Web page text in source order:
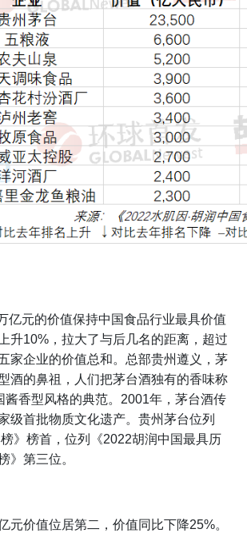
亿元的价值保持中国食品行业最具价值
升10% ，拉大了与后几名的距离，超过
家企业的价值总和。总部贵州遵义，茅
酒的鼻祖，人们把茅台酒独有的香味称
酱香型风格的典范。 2001年，茅台酒传
级首批物质文化遗产。贵州茅台位列
》榜首，位列《2022胡润中国最具历
》第三位。
元价值位居第二，价值同比下降25%。